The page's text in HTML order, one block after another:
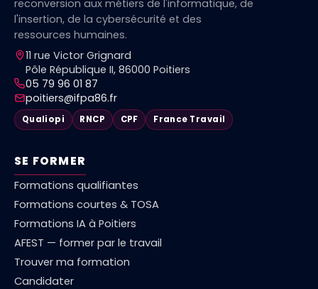
reconversion aux métiers de l'informatique, de
l'insertion, de la cybersécurité et des
ressources humaines.
11 rue Victor Grignard
Pôle République II, 86000 Poitiers
05 79 96 01 87
poitiers@ifpa86.fr
Qualiopi RNCP CPF France Travail
SE FORMER
Formations qualifiantes
Formations courtes & TOSA
Formations IA à Poitiers
AFEST — former par le travail
Trouver ma formation
Candidater